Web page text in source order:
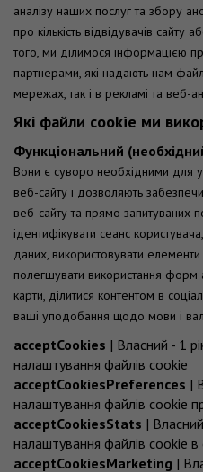
аналізу наших послуг та збору
про кількість відвідувачів сайту
того, ми ділимося інформацією
партнерами, які надають нам
мережах, так і в рекламі та веб-
Які файли cookie ми
Функціональний
Вони є суворо необхідними для
веб-сайту і дозволяють
веб-сайту та прямо запитуваних
ідентифікувати сеанс
даних, використовувати
полегшувати використання форм
карти, ділитися контентом в
ваші уподобання щодо мови і
acceptCookies | Власний - 1
налаштування файлів cookie
acceptCookiesPreferences |
налаштування файлів cookie
acceptCookiesStats |
налаштування файлів cookie в
acceptCookiesMarketing |